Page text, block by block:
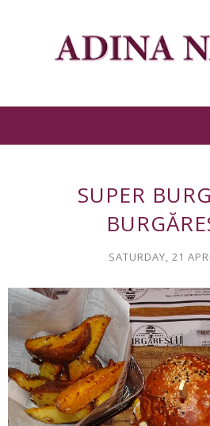
SUPER
SATURDAY, 21